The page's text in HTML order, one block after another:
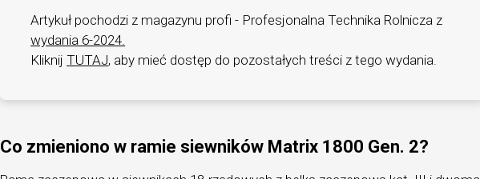
Artykuł pochodzi z magazynu profi - Profesjonalna Technika Rolnicza z
wydania 6-2024.
KliknijTUTAJ, aby mieć dostęp do pozostałych treści z tego wydania.
Co zmieniono w ramie siewników Matrix 1800 Gen. 2?